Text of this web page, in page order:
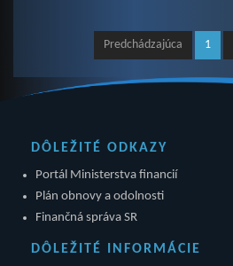
Predchádzajúca 1
DÔLEŽITÉ ODKAZY
Portál Ministerstva financií
Plán obnovy a odolnosti
Finančná správa SR
DÔLEŽITÉ INFORMÁCIE